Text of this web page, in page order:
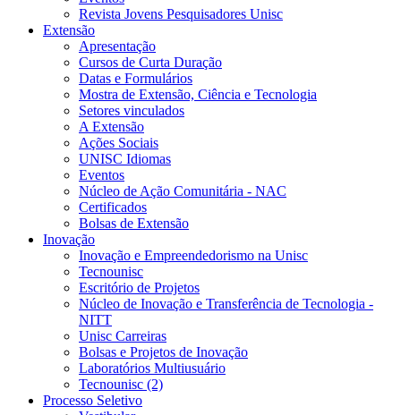
Revista Jovens Pesquisadores Unisc
Extensão
Apresentação
Cursos de Curta Duração
Datas e Formulários
Mostra de Extensão, Ciência e Tecnologia
Setores vinculados
A Extensão
Ações Sociais
UNISC Idiomas
Eventos
Núcleo de Ação Comunitária - NAC
Certificados
Bolsas de Extensão
Inovação
Inovação e Empreendedorismo na Unisc
Tecnounisc
Escritório de Projetos
Núcleo de Inovação e Transferência de Tecnologia -
NITT
Unisc Carreiras
Bolsas e Projetos de Inovação
Laboratórios Multiusuário
Tecnounisc (2)
Processo Seletivo